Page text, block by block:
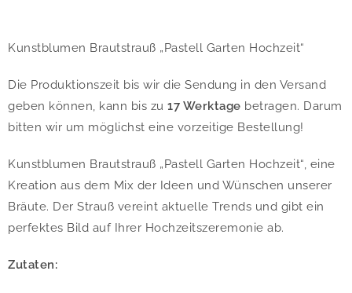
Kunstblumen Brautstrauß „Pastell Garten Hochzeit“
Die Produktionszeit bis wir die Sendung in den Versand
geben können, kann bis zu 17 Werktage betragen. Darum
bitten wir um möglichst eine vorzeitige Bestellung!
Kunstblumen Brautstrauß „Pastell Garten Hochzeit“, eine
Kreation aus dem Mix der Ideen und Wünschen unserer
Bräute. Der Strauß vereint aktuelle Trends und gibt ein
perfektes Bild auf Ihrer Hochzeitszeremonie ab.
Zutaten: